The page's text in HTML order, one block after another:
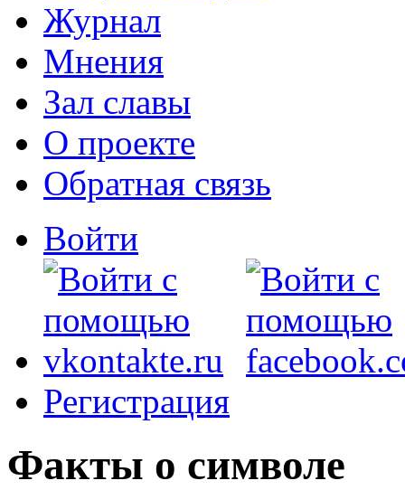
Журнал
Мнения
Зал славы
О проекте
Обратная связь
Войти
Регистрация
Факты о символе